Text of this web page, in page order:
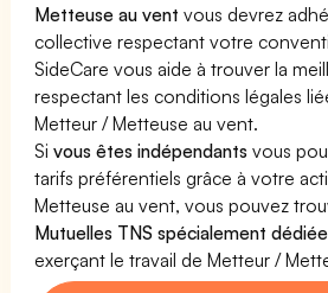
Metteuse au vent vous devrez
collective respectant votre
SideCare vous aide à trouver la
respectant les conditions légales
Metteur / Metteuse au vent.
Sivous êtes indépendants vous
tarifs préférentiels grâce à votre
Metteuse au vent, vous pouvez
Mutuelles TNS spécialement
exerçant le travail de Metteur /